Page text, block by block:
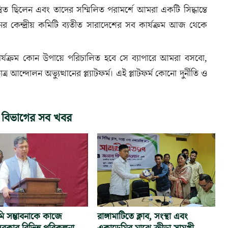
ছিলেন এবং তাদের সম্মিলিত পরামর্শে আমরা একটি সিদ্ধান্তে
কেন্দ্রীয় কমিটি ব্যতীত সারাদেশের সব কার্যক্রম আজ থেকে
কোন উপায়ে পরিচালিত হবে সে ব্যাপারে আমরা বসবো,
অভ্যুত্থানের প্ল্যাটফর্ম। এই প্লাটফর্ম কোনো দুর্নীতি ও
সব খবর
সম্ভাবনাকে কাজে
রাঙ্গামাটিতে ক্লাব, সংস্থা এবং